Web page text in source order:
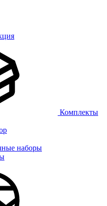
Комплекты
наборы